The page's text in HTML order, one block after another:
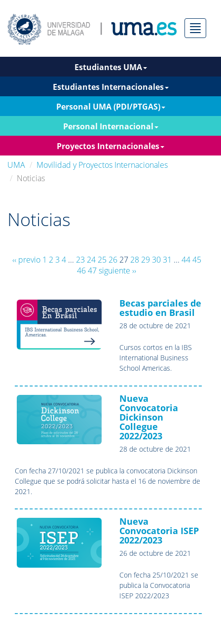
Menú
Estudiantes UMA
Estudiantes Internacionales
Personal UMA (PDI/PTGAS)
Personal Internacional
Proyectos Internacionales
UMA
Movilidad y Proyectos Internacionales
Noticias
Noticias
‹‹ previo 1 2 3 4... 23 24 25 26 27 28 29 30 31 ... 44 45
4647siguiente ››
Becas parciales de
estudio en Brasil
28 de octubre de 2021
Cursos cortos en la IBS
International Business
School Americas.
Nueva
Convocatoria
Dickinson
Collegue
2022/2023
28 de octubre de 2021
Con fecha 27/10/2021 se publica la convocatoria Dickinson
Collegue que se podrá solicitar hasta el 16 de noviembre de
2021.
Nueva
Convocatoria ISEP
2022/2023
26 de octubre de 2021
Con fecha 25/10/2021 se
publica la Convocatoria
ISEP 2022/2023